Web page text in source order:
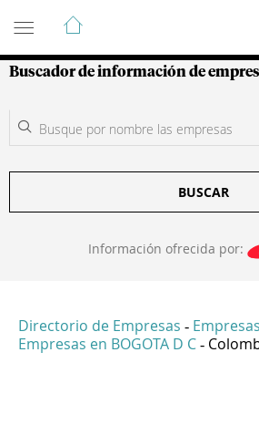
Guía de Empresas
Buscador de información de
BUSCAR
Información ofrecida por:
Directorio de Empresas -
Empresas en BOGOTA D C -